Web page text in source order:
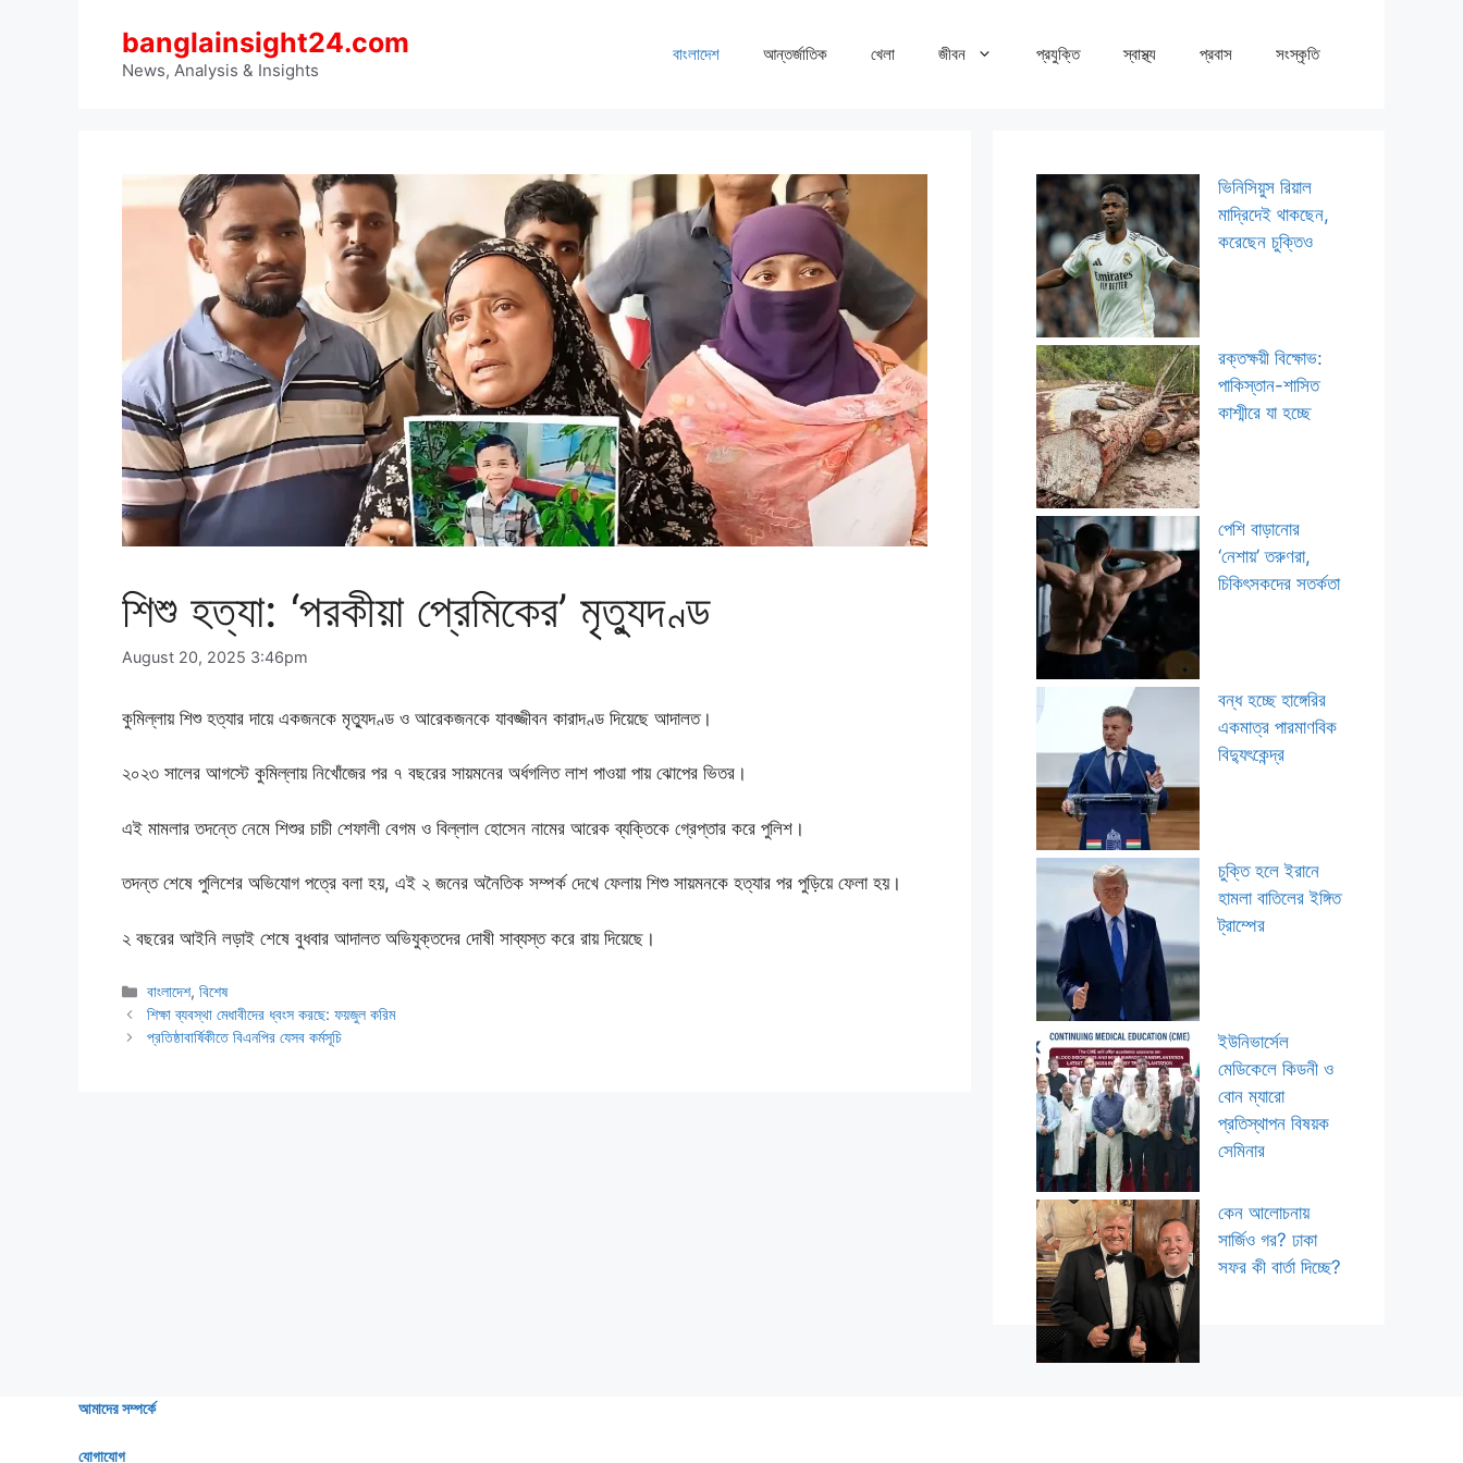
banglainsight24.com
News, Analysis & Insights
বাংলাদেশ আন্তর্জাতিক খেলা জীবন প্রযুক্তি স্বাস্থ্য প্রবাস সংস্কৃতি
শিশু হত্যা: ‘পরকীয়া প্রেমিকের’ মৃত্যুদণ্ড
August 20, 2025 3:46pm
কুমিল্লায় শিশু হত্যার দায়ে একজনকে মৃত্যুদণ্ড ও আরেকজনকে যাবজ্জীবন কারাদণ্ড দিয়েছে আদালত।
২০২৩ সালের আগস্টে কুমিল্লায় নিখোঁজের পর ৭ বছরের সায়মনের অর্ধগলিত লাশ পাওয়া পায় ঝোপের ভিতর।
এই মামলার তদন্তে নেমে শিশুর চাচী শেফালী বেগম ও বিল্লাল হোসেন নামের আরেক ব্যক্তিকে গ্রেপ্তার করে পুলিশ।
তদন্ত শেষে পুলিশের অভিযোগ পত্রে বলা হয়, এই ২ জনের অনৈতিক সম্পর্ক দেখে ফেলায় শিশু সায়মনকে হত্যার পর পুড়িয়ে ফেলা হয়।
২ বছরের আইনি লড়াই শেষে বুধবার আদালত অভিযুক্তদের দোষী সাব্যস্ত করে রায় দিয়েছে।
Categories
বাংলাদেশ,বিশেষ
শিক্ষা ব্যবস্থা মেধাবীদের ধ্বংস করছে: ফয়জুল করিম
প্রতিষ্ঠাবার্ষিকীতে বিএনপির যেসব কর্মসূচি
ভিনিসিয়ুস রিয়াল
মাদ্রিদেই থাকছেন,
করেছেন চুক্তিও
রক্তক্ষয়ী বিক্ষোভ:
পাকিস্তান-শাসিত
কাশ্মীরে যা হচ্ছে
পেশি বাড়ানোর
‘নেশায়’ তরুণরা,
চিকিৎসকদের সতর্কতা
বন্ধ হচ্ছে হাঙ্গেরির
একমাত্র পারমাণবিক
বিদ্যুৎকেন্দ্র
চুক্তি হলে ইরানে
হামলা বাতিলের ইঙ্গিত
ট্রাম্পের
ইউনিভার্সেল
মেডিকেলে কিডনী ও
বোন ম্যারো
প্রতিস্থাপন বিষয়ক
সেমিনার
কেন আলোচনায়
সার্জিও গর? ঢাকা
সফর কী বার্তা দিচ্ছে?
আমাদের সম্পর্কে
যোগাযোগ